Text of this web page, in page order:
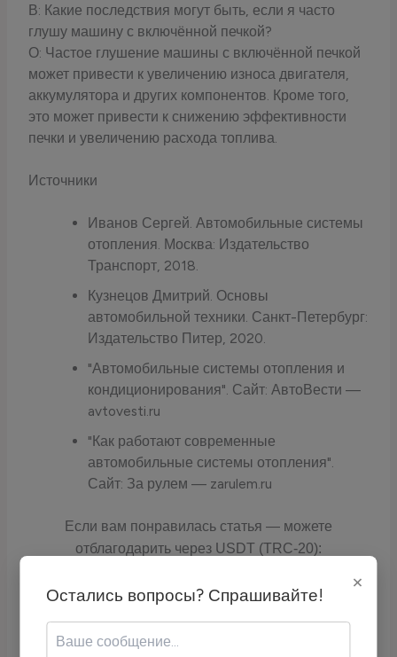
В: Какие последствия могут быть, если я часто
глушу машину с включённой печкой?
О: Частое глушение машины с включённой печкой
может привести к увеличению износа двигателя,
аккумулятора и других компонентов. Кроме того,
это может привести к снижению эффективности
печки и увеличению расхода топлива.
Источники
Иванов Сергей. Автомобильные системы
отопления. Москва: Издательство
Транспорт, 2018.
Кузнецов Дмитрий. Основы
автомобильной техники. Санкт-Петербург:
Издательство Питер, 2020.
"Автомобильные системы отопления и
кондиционирования". Сайт: АвтоВести —
avtovesti.ru
"Как работают современные
автомобильные системы отопления".
Сайт: За рулем — zarulem.ru
Если вам понравилась статья — можете
отблагодарить через USDT (TRC-20):
×
Остались вопросы? Спрашивайте!